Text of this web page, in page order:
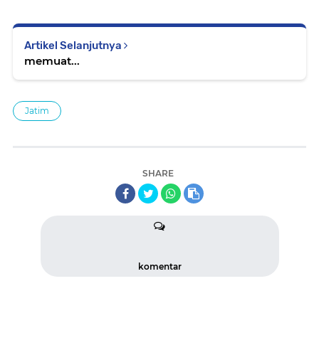
Artikel Selanjutnya
memuat...
Jatim
SHARE
komentar